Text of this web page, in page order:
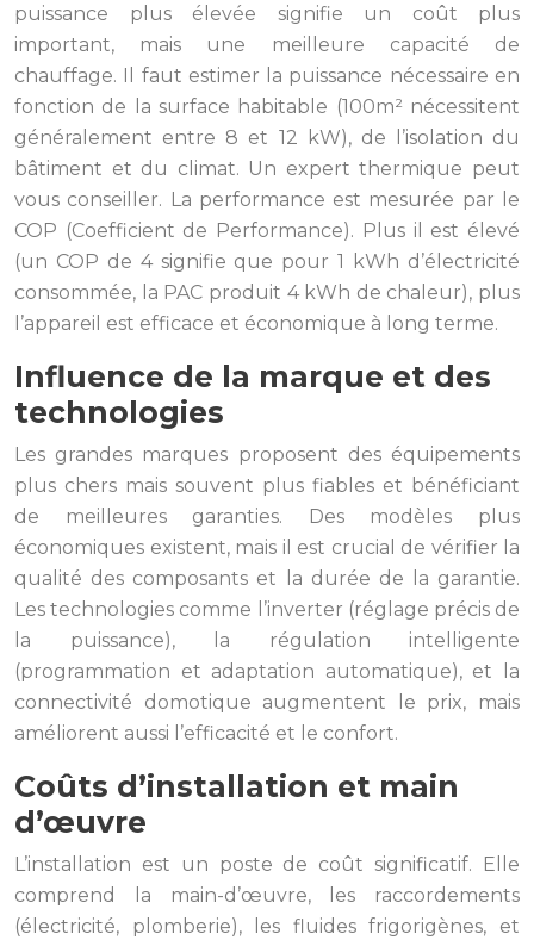
puissance plus élevée signifie un coût plus
important, mais une meilleure capacité de
chauffage. Il faut estimer la puissance nécessaire en
fonction de la surface habitable (100m² nécessitent
généralement entre 8 et 12 kW), de l’isolation du
bâtiment et du climat. Un expert thermique peut
vous conseiller. La performance est mesurée par le
COP (Coefficient de Performance). Plus il est élevé
(un COP de 4 signifie que pour 1 kWh d’électricité
consommée, la PAC produit 4 kWh de chaleur), plus
l’appareil est efficace et économique à long terme.
Influence de la marque et des
technologies
Les grandes marques proposent des équipements
plus chers mais souvent plus fiables et bénéficiant
de meilleures garanties. Des modèles plus
économiques existent, mais il est crucial de vérifier la
qualité des composants et la durée de la garantie.
Les technologies comme l’inverter (réglage précis de
la puissance), la régulation intelligente
(programmation et adaptation automatique), et la
connectivité domotique augmentent le prix, mais
améliorent aussi l’efficacité et le confort.
Coûts d’installation et main
d’œuvre
L’installation est un poste de coût significatif. Elle
comprend la main-d’œuvre, les raccordements
(électricité, plomberie), les fluides frigorigènes, et